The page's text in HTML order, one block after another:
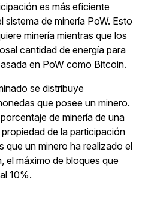
es más eficiente
de minería PoW. Esto
minería mientras que los
cantidad de energía para
en PoW como Bitcoin.
se distribuye
que posee un minero.
de minería de una
de la participación
que un minero ha realizado el
el máximo de bloques que
10%.